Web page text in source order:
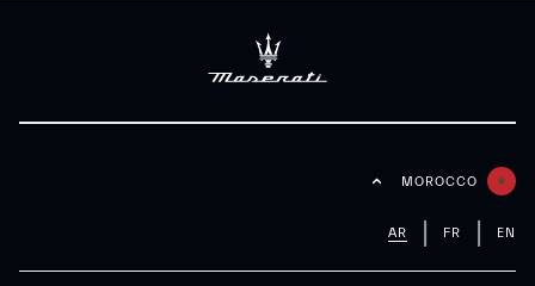
MOROCCO
EN
FR
AR